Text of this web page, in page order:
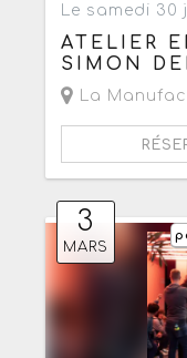
Le samedi 30
ATELIER
SIMON
La
3
MARS